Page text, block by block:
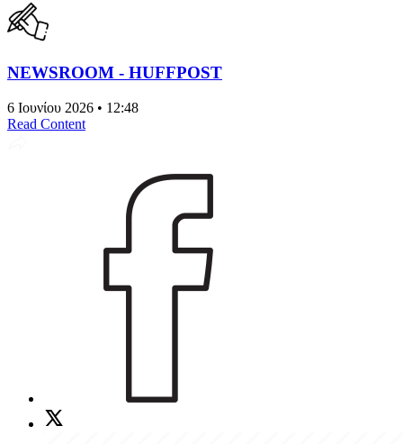
NEWSROOM - HUFFPOST
6 Ιουνίου 2026 • 12:48
Read Content